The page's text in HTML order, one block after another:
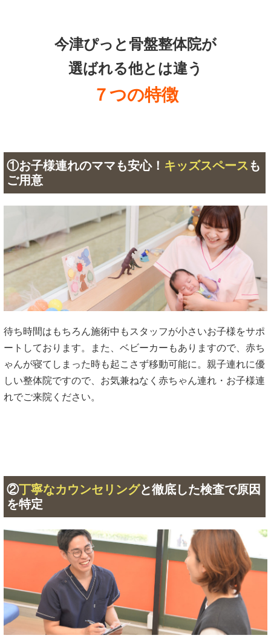
今津ぴっと骨盤整体院が
選ばれる他とは違う
７つの特徴
①お子様連れのママも安心！ キッズスペース も
ご用意
待ち時間はもちろん施術中もスタッフが小さいお子様をサポ
ートしております。また、ベビーカーもありますので、赤ち
ゃんが寝てしまった時も起こさず移動可能に。親子連れに優
しい整体院ですので、お気兼ねなく赤ちゃん連れ・お子様連
れでご来院ください。
②丁寧なカウンセリングと徹底した検査で原因
を特定